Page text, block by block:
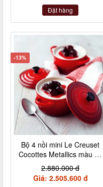
Đặt hàng
-13%
Bộ 4 nồi mini Le Creuset
Cocottes Metallics màu đỏ
cherry 10cm
2.880.000 đ
Giá: 2.505.600 đ